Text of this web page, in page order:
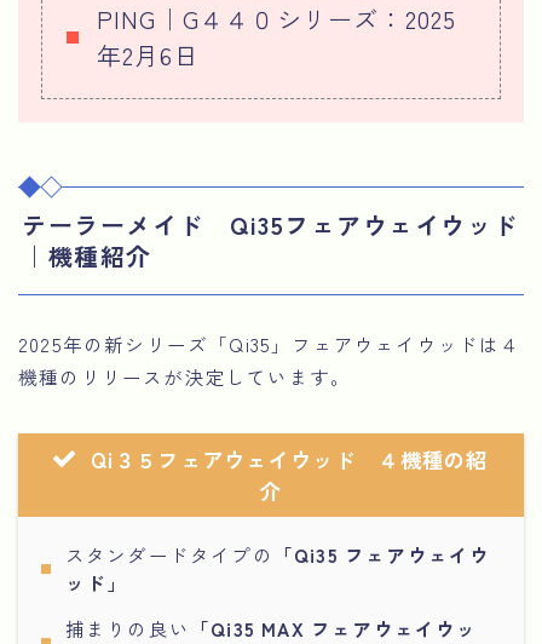
PING｜G４４０シリーズ：2025
年2月6日
テーラーメイド Qi35フェアウェイウッド
｜機種紹介
2025年の新シリーズ「Qi35」フェアウェイウッドは４
機種のリリースが決定しています。
Qi３５フェアウェイウッド ４機種の紹
介
スタンダードタイプの
「Qi35 フェアウェイウ
ッド」
捕まりの良い 「Qi35 MAX フェアウェイウッ